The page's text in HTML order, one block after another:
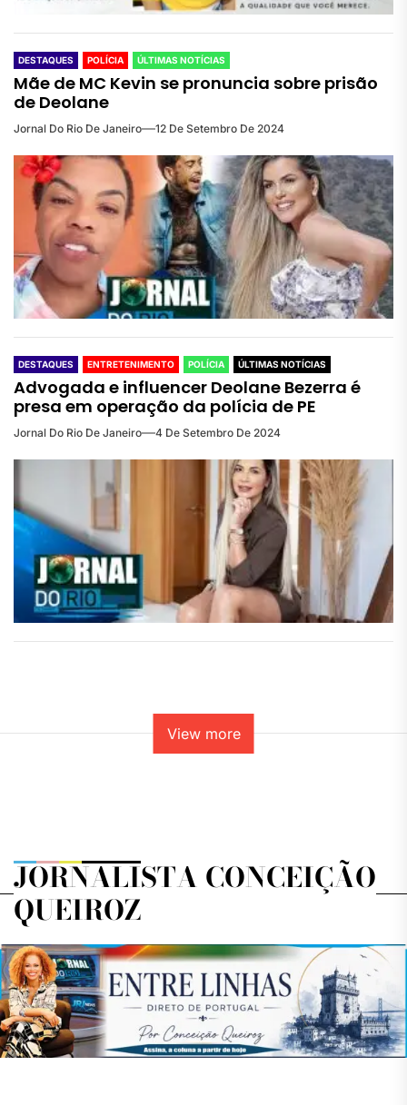
DESTAQUES POLÍCIA ÚLTIMAS NOTÍCIAS
Mãe de MC Kevin se pronuncia sobre prisão
de Deolane
Jornal Do Rio De Janeiro 12 De Setembro De 2024
DESTAQUES ENTRETENIMENTO POLÍCIA ÚLTIMAS NOTÍCIAS
Advogada e influencer Deolane Bezerra é
presa em operação da polícia de PE
Jornal Do Rio De Janeiro 4 De Setembro De 2024
View more
JORNALISTA CONCEIÇÃO
QUEIROZ